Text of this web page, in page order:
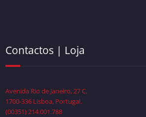
Contactos | Loja
Avenida Rio de Janeiro, 27 C,
1700-336 Lisboa, Portugal.
(00351) 214.001.788